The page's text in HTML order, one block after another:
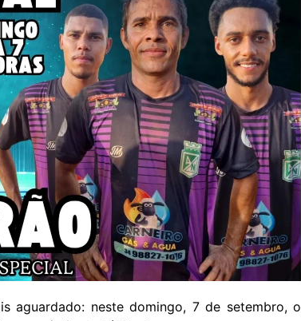
aguardado: neste domingo, 7 de setembro, o